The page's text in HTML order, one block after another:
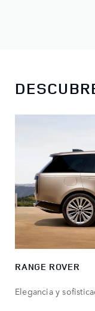
RANGE ROVER
Elegancia y